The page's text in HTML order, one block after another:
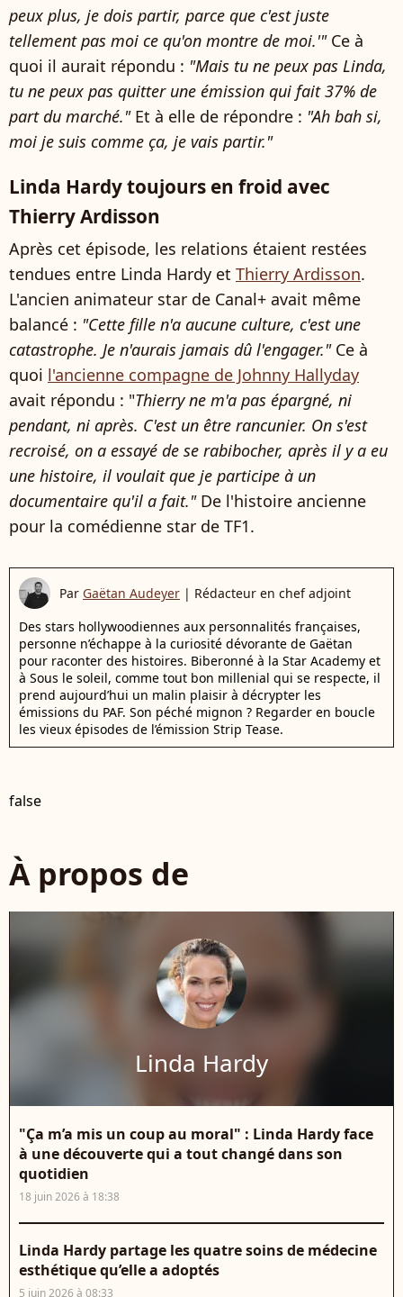
peux plus, je dois partir, parce que c'est juste
tellement pas moi ce qu'on montre de moi.'"Ce à
quoi il aurait répondu : "Mais tu ne peux pas Linda,
tu ne peux pas quitter une émission qui fait 37% de
part du marché."Et à elle de répondre : "Ah bah si,
moi je suis comme ça, je vais partir."
Linda Hardy toujours en froid avec
Thierry Ardisson
Après cet épisode, les relations étaient restées
tendues entre Linda Hardy et Thierry Ardisson.
L'ancien animateur star de Canal+ avait même
balancé : "Cette fille n'a aucune culture, c'est une
catastrophe. Je n'aurais jamais dû l'engager."Ce à
quoi l'ancienne compagne de Johnny Hallyday
avait répondu : "Thierry ne m'a pas épargné, ni
pendant, ni après. C'est un être rancunier. On s'est
recroisé, on a essayé de se rabibocher, après il y a eu
une histoire, il voulait que je participe à un
documentaire qu'il a fait." De l'histoire ancienne
pour la comédienne star de TF1.
Par Gaëtan Audeyer | Rédacteur en chef adjoint
Des stars hollywoodiennes aux personnalités françaises,
personne n’échappe à la curiosité dévorante de Gaëtan
pour raconter des histoires. Biberonné à la Star Academy et
à Sous le soleil, comme tout bon millenial qui se respecte, il
prend aujourd’hui un malin plaisir à décrypter les
émissions du PAF. Son péché mignon ? Regarder en boucle
les vieux épisodes de l’émission Strip Tease.
false
À propos de
Linda Hardy
"Ça m’a mis un coup au moral" : Linda Hardy face
à une découverte qui a tout changé dans son
quotidien
18 juin 2026 à 18:38
Linda Hardy partage les quatre soins de médecine
esthétique qu’elle a adoptés
5 juin 2026 à 08:33